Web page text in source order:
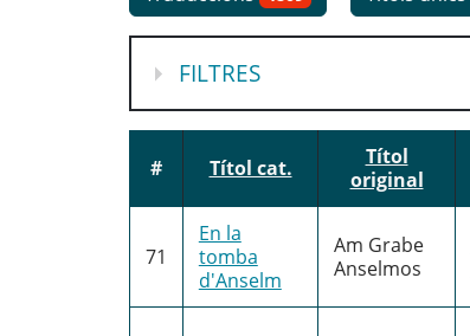
MOSTRA
FILTRES
# Títol cat.
Títol
original
71
En la
tomba
d'Anselm
Am Grabe
Anselmos